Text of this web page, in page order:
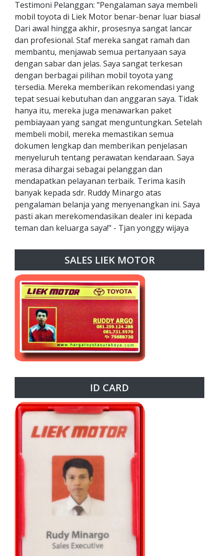
Testimoni Pelanggan: "Pengalaman saya membeli
mobil toyota di Liek Motor benar-benar luar biasa!
Dari awal hingga akhir, prosesnya sangat lancar
dan profesional. Staf mereka sangat ramah dan
membantu, menjawab semua pertanyaan saya
dengan sabar dan jelas. Saya sangat terkesan
dengan berbagai pilihan mobil toyota yang
tersedia. Mereka memberikan rekomendasi yang
tepat sesuai kebutuhan dan anggaran saya. Tidak
hanya itu, mereka juga menawarkan paket
pembiayaan yang sangat menguntungkan. Setelah
membeli mobil, mereka memastikan semua
dokumen lengkap dan memberikan penjelasan
menyeluruh tentang perawatan kendaraan. Saya
merasa dihargai sebagai pelanggan dan
mendapatkan pelayanan terbaik. Terima kasih
banyak kepada sdr. Ruddy Minargo atas
pengalaman belanja yang menyenangkan ini. Saya
pasti akan merekomendasikan dealer ini kepada
teman dan keluarga saya!" - Tjan yonggy wijaya
SALES LIEK MOTOR
ID CARD